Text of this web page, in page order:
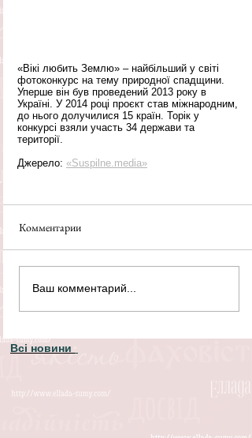
«Вікі любить Землю» – найбільший у світі
фотоконкурс на тему природної спадщини.
Уперше він був проведений 2013 року в
Україні. У 2014 році проєкт став міжнародним,
до нього долучилися 15 країн. Торік у
конкурсі взяли участь 34 держави та
території.
Джерело: «Suspilne.media»
Комментарии
Ваш комментарий...
Всі новини